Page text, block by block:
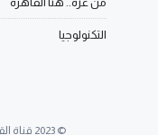
التكنولوجيا
© 2023 قناة القاهرة الإخبارية. جميع الحقوق محفوظة.